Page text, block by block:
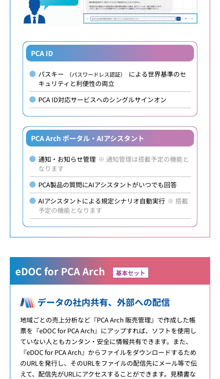
PCA ID
パスキー （パスワードレス認証）
による世界基準のセ
キュリティと利便性の両立
PCA ID対応サービスへのシングルサインオン
PCA Arch ポータル・AIアシスタント
通知・お知らせ管理 ※ 通知管理は搭載予定の機能と
なります
PCA製品の質問にAIアシスタントがいつでも回答
AIアシスタントによる規定シナリオ自動実行 ※ 搭載
予定の機能となります
eDOC for PCA Arch 基本セット
データの社内共有、外部への配信
地域ごとの売上分析など『PCA Arch 販売管理』で作成した帳
票を『eDOC for PCA Arch』にアップすれば、ソフトを使用し
ていない人ともカンタン・安全に情報共有できます。また、
『eDOC for PCA Arch』からファイルをダウンロードするため
のURLを発行し、そのURLをファイルの配信先にメール等で伝
えて、配信先がURLにアクセスすることができます。見積書な